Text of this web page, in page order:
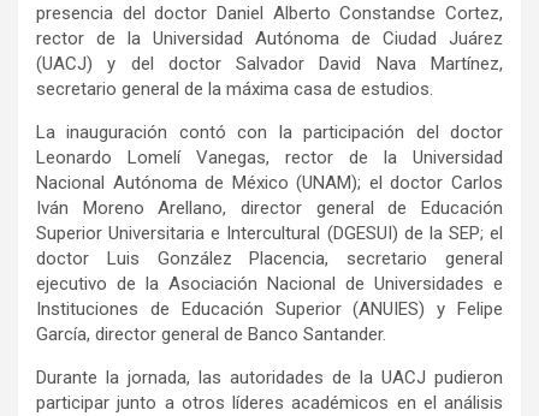
presencia del doctor Daniel Alberto Constandse Cortez,
rector de la Universidad Autónoma de Ciudad Juárez
(UACJ) y del doctor Salvador David Nava Martínez,
secretario general de la máxima casa de estudios.
La inauguración contó con la participación del doctor
Leonardo Lomelí Vanegas, rector de la Universidad
Nacional Autónoma de México (UNAM); el doctor Carlos
Iván Moreno Arellano, director general de Educación
Superior Universitaria e Intercultural (DGESUI) de la SEP; el
doctor Luis González Placencia, secretario general
ejecutivo de la Asociación Nacional de Universidades e
Instituciones de Educación Superior (ANUIES) y Felipe
García, director general de Banco Santander.
Durante la jornada, las autoridades de la UACJ pudieron
participar junto a otros líderes académicos en el análisis